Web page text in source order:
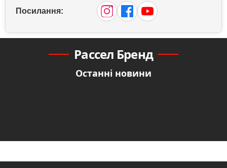
Посилання:
Рассел Бренд
Останні новини